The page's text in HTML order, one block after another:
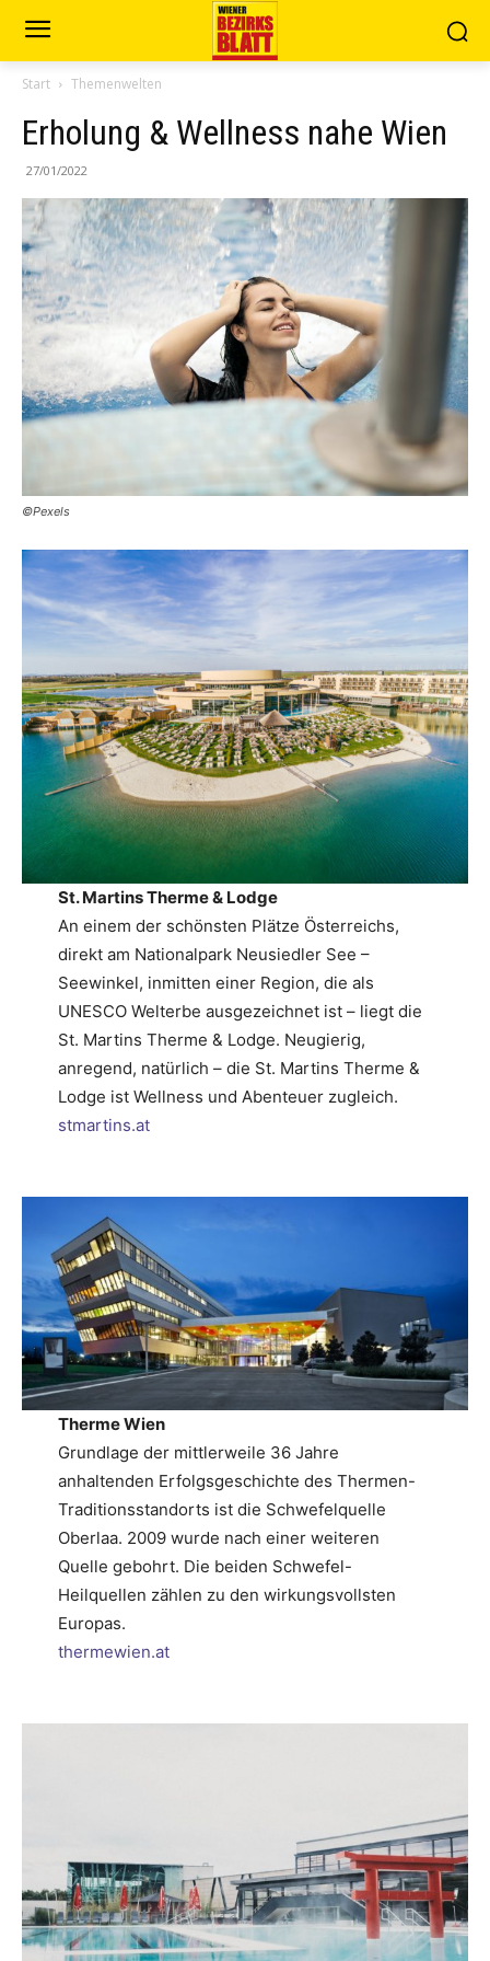
Start Themenwelten
Erholung & Wellness nahe Wien
27/01/2022
©Pexels
St. Martins Therme & Lodge
An einem der schönsten Plätze Österreichs,
direkt am Nationalpark Neusiedler See –
Seewinkel, inmitten einer Region, die als
UNESCO Welterbe ausgezeichnet ist – liegt die
St. Martins Therme & Lodge. Neugierig,
anregend, natürlich – die St. Martins Therme &
Lodge ist Wellness und Abenteuer zugleich.
stmartins.at
Therme Wien
Grundlage der mittlerweile 36 Jahre
anhaltenden Erfolgsgeschichte des Thermen-
Traditionsstandorts ist die Schwefelquelle
Oberlaa. 2009 wurde nach einer weiteren
Quelle gebohrt. Die beiden Schwefel-
Heilquellen zählen zu den wirkungsvollsten
Europas.
thermewien.at